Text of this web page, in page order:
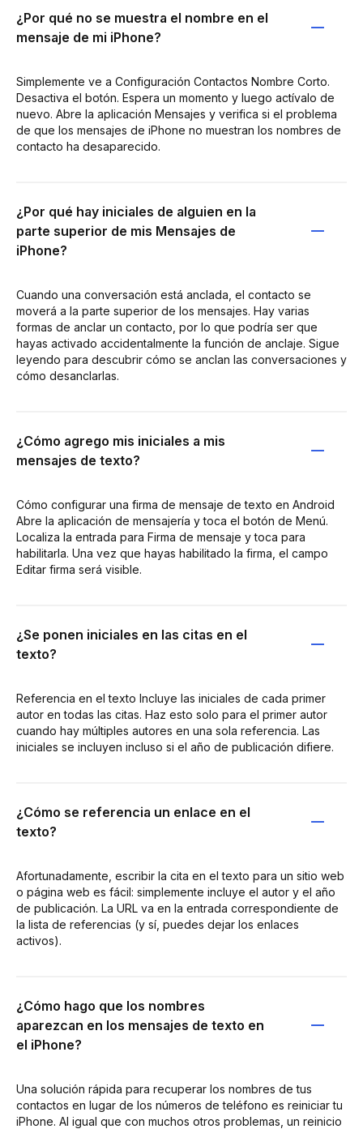
¿Por qué no se muestra el nombre en el
mensaje de mi iPhone?
Simplemente ve a Configuración Contactos Nombre Corto.
Desactiva el botón. Espera un momento y luego actívalo de
nuevo. Abre la aplicación Mensajes y verifica si el problema
de que los mensajes de iPhone no muestran los nombres de
contacto ha desaparecido.
¿Por qué hay iniciales de alguien en la
parte superior de mis Mensajes de
iPhone?
Cuando una conversación está anclada, el contacto se
moverá a la parte superior de los mensajes. Hay varias
formas de anclar un contacto, por lo que podría ser que
hayas activado accidentalmente la función de anclaje. Sigue
leyendo para descubrir cómo se anclan las conversaciones y
cómo desanclarlas.
¿Cómo agrego mis iniciales a mis
mensajes de texto?
Cómo configurar una firma de mensaje de texto en Android
Abre la aplicación de mensajería y toca el botón de Menú.
Localiza la entrada para Firma de mensaje y toca para
habilitarla. Una vez que hayas habilitado la firma, el campo
Editar firma será visible.
¿Se ponen iniciales en las citas en el
texto?
Referencia en el texto Incluye las iniciales de cada primer
autor en todas las citas. Haz esto solo para el primer autor
cuando hay múltiples autores en una sola referencia. Las
iniciales se incluyen incluso si el año de publicación difiere.
¿Cómo se referencia un enlace en el
texto?
Afortunadamente, escribir la cita en el texto para un sitio web
o página web es fácil: simplemente incluye el autor y el año
de publicación. La URL va en la entrada correspondiente de
la lista de referencias (y sí, puedes dejar los enlaces
activos).
¿Cómo hago que los nombres
aparezcan en los mensajes de texto en
el iPhone?
Una solución rápida para recuperar los nombres de tus
contactos en lugar de los números de teléfono es reiniciar tu
iPhone. Al igual que con muchos otros problemas, un reinicio